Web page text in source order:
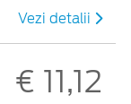
Vezi detalii
€ 11,12